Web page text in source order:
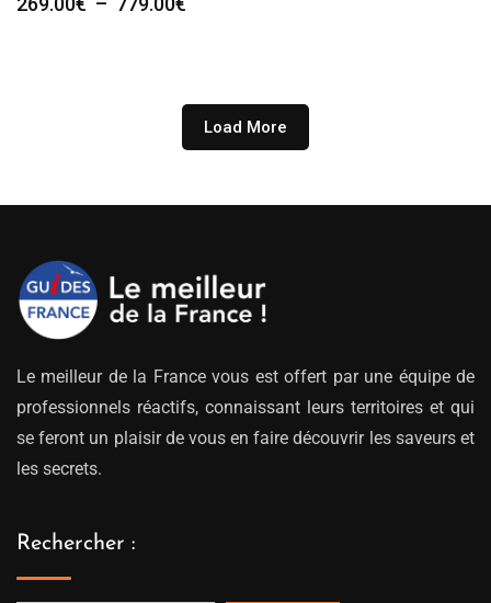
à
779.00€
Load More
Le meilleur de la France vous est offert par une équipe de
professionnels réactifs, connaissant leurs territoires et qui
se feront un plaisir de vous en faire découvrir les saveurs et
les secrets.
Rechercher :